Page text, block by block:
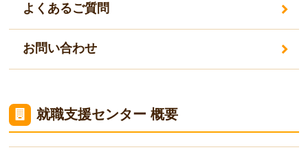
よくあるご質問
お問い合わせ
就職支援センター 概要